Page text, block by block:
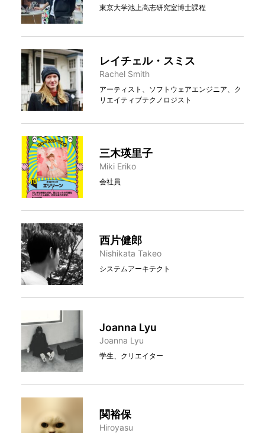
東京大学池上高志研究室博士課程
レイチェル・スミス
Rachel Smith
アーティスト、ソフトウェアエンジニア、ク
リエイティブテクノロジスト
三木瑛里子
Miki Eriko
会社員
西片健郎
Nishikata Takeo
システムアーキテクト
Joanna Lyu
Joanna Lyu
学生、クリエイター
関裕保
Hiroyasu